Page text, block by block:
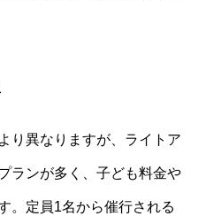
り異なりますが、ライトア
ランが多く、子ども料金や
。定員1名から催行される